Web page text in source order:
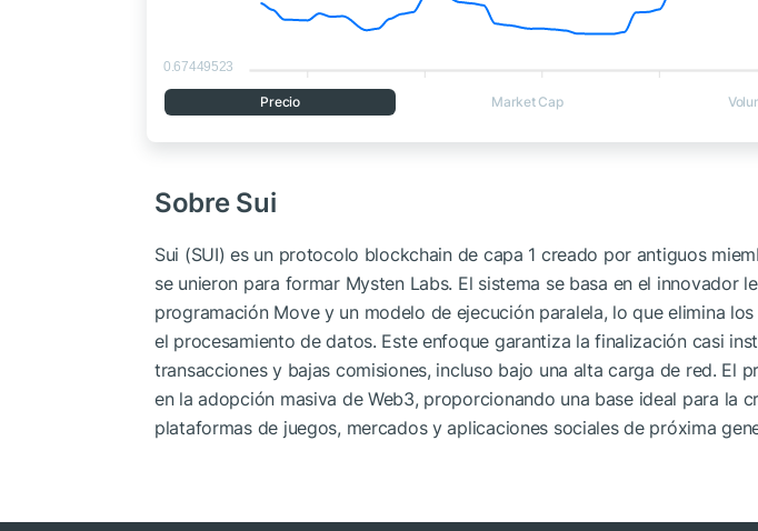
0.67449523
Precio Market Cap
Sobre Sui
Sui (SUI) es un protocolo blockchain de capa 1 creado por antiguos
se unieron para formar Mysten Labs. El sistema se basa en el innovador
programación Move y un modelo de ejecución paralela, lo que elimina
el procesamiento de datos. Este enfoque garantiza la finalización casi
transacciones y bajas comisiones, incluso bajo una alta carga de red. El
en la adopción masiva de Web3, proporcionando una base ideal para la
plataformas de juegos, mercados y aplicaciones sociales de próxima